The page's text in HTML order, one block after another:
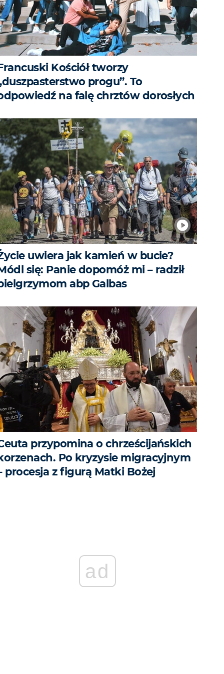
Kościół tworzy
progu”. To
na falę chrztów dorosłych
uwiera jak kamień w bucie?
się: Panie dopomóż mi – radził
abp Galbas
przypomina o chrześcijańskich
Po kryzysie migracyjnym
procesja z figurą Matki Bożej
ad